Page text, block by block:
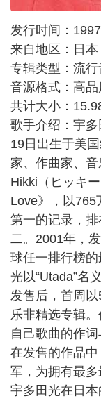
发行时间：
来自地区：日本
专辑类型：流
音源格式：高
共计大小：
歌手介绍：宇
19日出生于美
家、作曲家、
Hikki（ヒッキ
Love》，以765
第一的记录，
二。2001年，
球任一排行榜
光以“Utada”名
发售后，首周
乐非精选专辑
自己歌曲的作
在发售的作品
军，为拥有最多
宇多田光在日本